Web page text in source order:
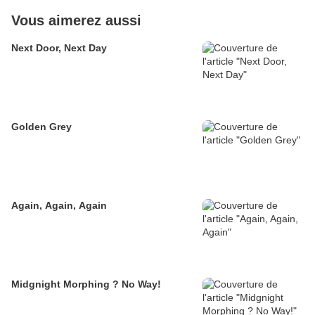
Vous aimerez aussi
Next Door, Next Day
Golden Grey
Again, Again, Again
Midgnight Morphing ? No Way!